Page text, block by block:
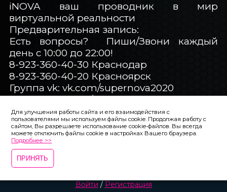
iNOVA ваш проводник в мир
виртуальной реальности
Предварительная запись:
Есть вопросы? Пиши/Звони каждый
день с 10:00 до 22:00!
8-923-360-40-30 Краснодар
8-923-360-40-20 Красноярск
Группа vk: vk.com/supernova2020
Телеграмм: t.me/iNOVACLUBVR
Для улучшения работы сайта и его взаимодействия с
пользователями мы используем файлы cookie. Продолжая работу с
сайтом, Вы разрешаете использование cookie-файлов. Вы всегда
можете отключить файлы cookie в настройках Вашего браузера.
Подробнее >>
ПРИНЯТЬ
Войти / Регистрация